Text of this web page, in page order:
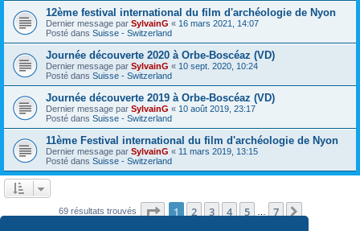
12ème festival international du film d'archéologie de Nyon
Dernier message par SylvainG « 16 mars 2021, 14:07
Posté dans Suisse - Switzerland
Journée découverte 2020 à Orbe-Boscéaz (VD)
Dernier message par SylvainG « 10 sept. 2020, 10:24
Posté dans Suisse - Switzerland
Journée découverte 2019 à Orbe-Boscéaz (VD)
Dernier message par SylvainG « 10 août 2019, 23:17
Posté dans Suisse - Switzerland
11ème Festival international du film d'archéologie de Nyon
Dernier message par SylvainG « 11 mars 2019, 13:15
Posté dans Suisse - Switzerland
69 résultats trouvés Page 1sur7
1 2 3 4 5 7